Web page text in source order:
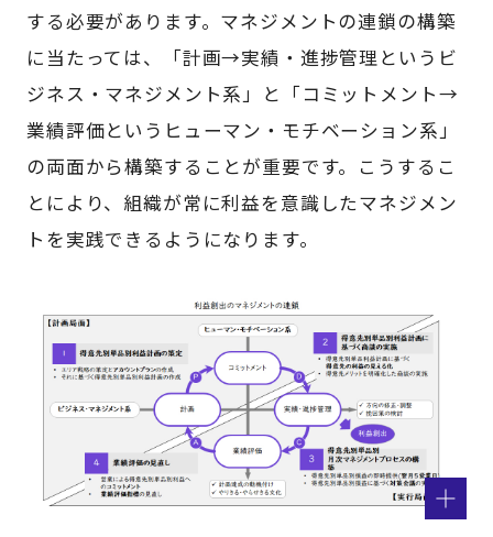
する必要があります。マネジメントの連鎖の構築
に当たっては、「計画→実績・進捗管理というビ
ジネス・マネジメント系」と「コミットメント→
業績評価というヒューマン・モチベーション系」
の両面から構築することが重要です。こうするこ
とにより、組織が常に利益を意識したマネジメン
トを実践できるようになります。